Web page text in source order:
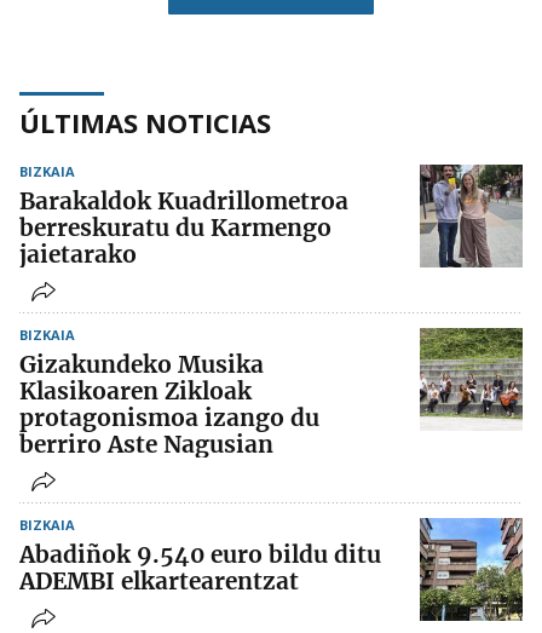
ÚLTIMAS NOTICIAS
BIZKAIA
Barakaldok Kuadrillometroa
berreskuratu du Karmengo
jaietarako
BIZKAIA
Gizakundeko Musika
Klasikoaren Zikloak
protagonismoa izango du
berriro Aste Nagusian
BIZKAIA
Abadiñok 9.540 euro bildu ditu
ADEMBI elkartearentzat